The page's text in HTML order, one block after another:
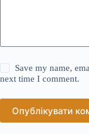
Save my name,
next time I comment.
Опублікувати